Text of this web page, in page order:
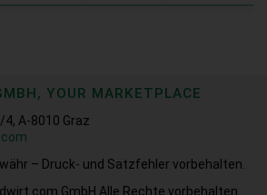
YOUR MARKETPLACE
A-8010 Graz
– Druck- und Satzfehler vorbehalten.
GmbH Alle Rechte vorbehalten.